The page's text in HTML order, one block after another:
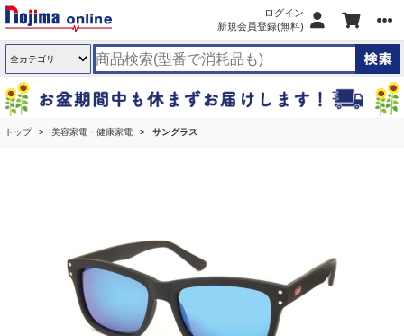
ログイン
新規会員登録(無料)
トップ 美容家電・健康家電 サングラス